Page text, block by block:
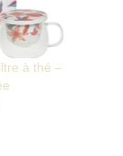
à thé –